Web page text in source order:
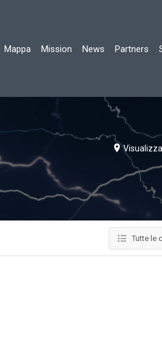
Mappa Mission News Partners
Tutte le